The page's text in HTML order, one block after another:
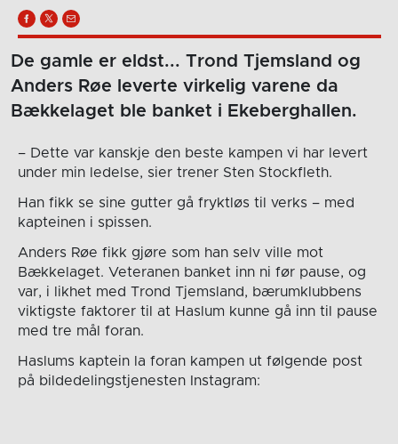
De gamle er eldst... Trond Tjemsland og
Anders Røe leverte virkelig varene da
Bækkelaget ble banket i Ekeberghallen.
– Dette var kanskje den beste kampen vi har levert
under min ledelse, sier trener Sten Stockfleth.
Han fikk se sine gutter gå fryktløs til verks – med
kapteinen i spissen.
Anders Røe fikk gjøre som han selv ville mot
Bækkelaget. Veteranen banket inn ni før pause, og
var, i likhet med Trond Tjemsland, bærumklubbens
viktigste faktorer til at Haslum kunne gå inn til pause
med tre mål foran.
Haslums kaptein la foran kampen ut følgende post
på bildedelingstjenesten Instagram: